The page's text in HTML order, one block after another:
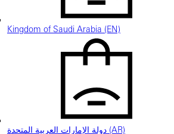
Kingdom of Saudi Arabia (EN)
دولة الإمارات العربية المتحدة (AR)